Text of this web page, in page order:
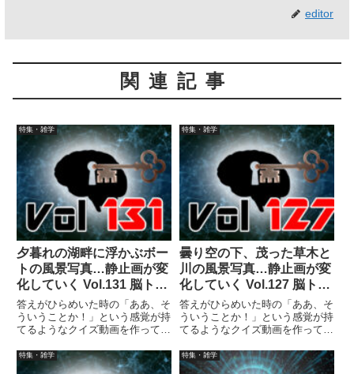
editor
関連記事
特集・雑学
夕暮れの湖畔に浮かぶボー
トの風景写真…静止画が変
化していく Vol.131 脳ト
レ！
答えがひらめいた時の「ああ、そ
ういうことか！」という感覚が持
てるようなクイズ動画を作ってみ
画に答えはありませんので、最後
まで繰り返し見られます。
特集・雑学
曇り空の下、茂った草木と
川の風景写真…静止画が変
化していく Vol.127 脳ト
レ！
答えがひらめいた時の「ああ、そ
ういうことか！」という感覚が持
てるようなクイズ動画を作ってみ
画に答えはありませんので、最後
まで繰り返し見られます。
特集・雑学 特集・雑学